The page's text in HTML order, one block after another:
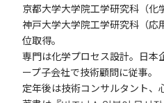
京都大学大学院工学研究科（化
神戸大学大学院工学研究科（応
位取得。
専門は化学プロセス設計。日
ープ子会社で技術顧問に従事。
定年後は技術コンサルタント、